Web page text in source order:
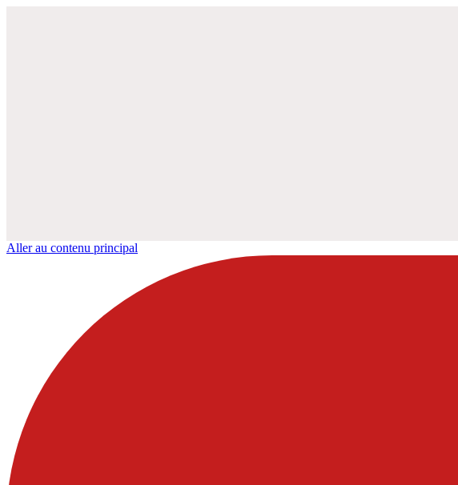
Aller au contenu principal